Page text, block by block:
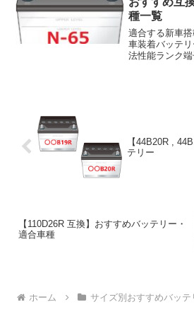
種一覧
適合する新車
車装着バッテ
法性能ランク
【44B20R ,
テリー
【110D26R 互換】おすすめバッテリー・
適合車種
ホーム サイズ別おすすめバッテ